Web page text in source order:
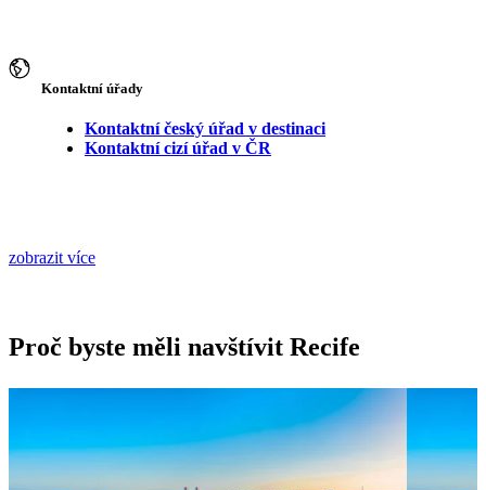
Kontaktní úřady
Kontaktní český úřad v destinaci
Kontaktní cizí úřad v ČR
zobrazit více
Proč byste měli navštívit Recife